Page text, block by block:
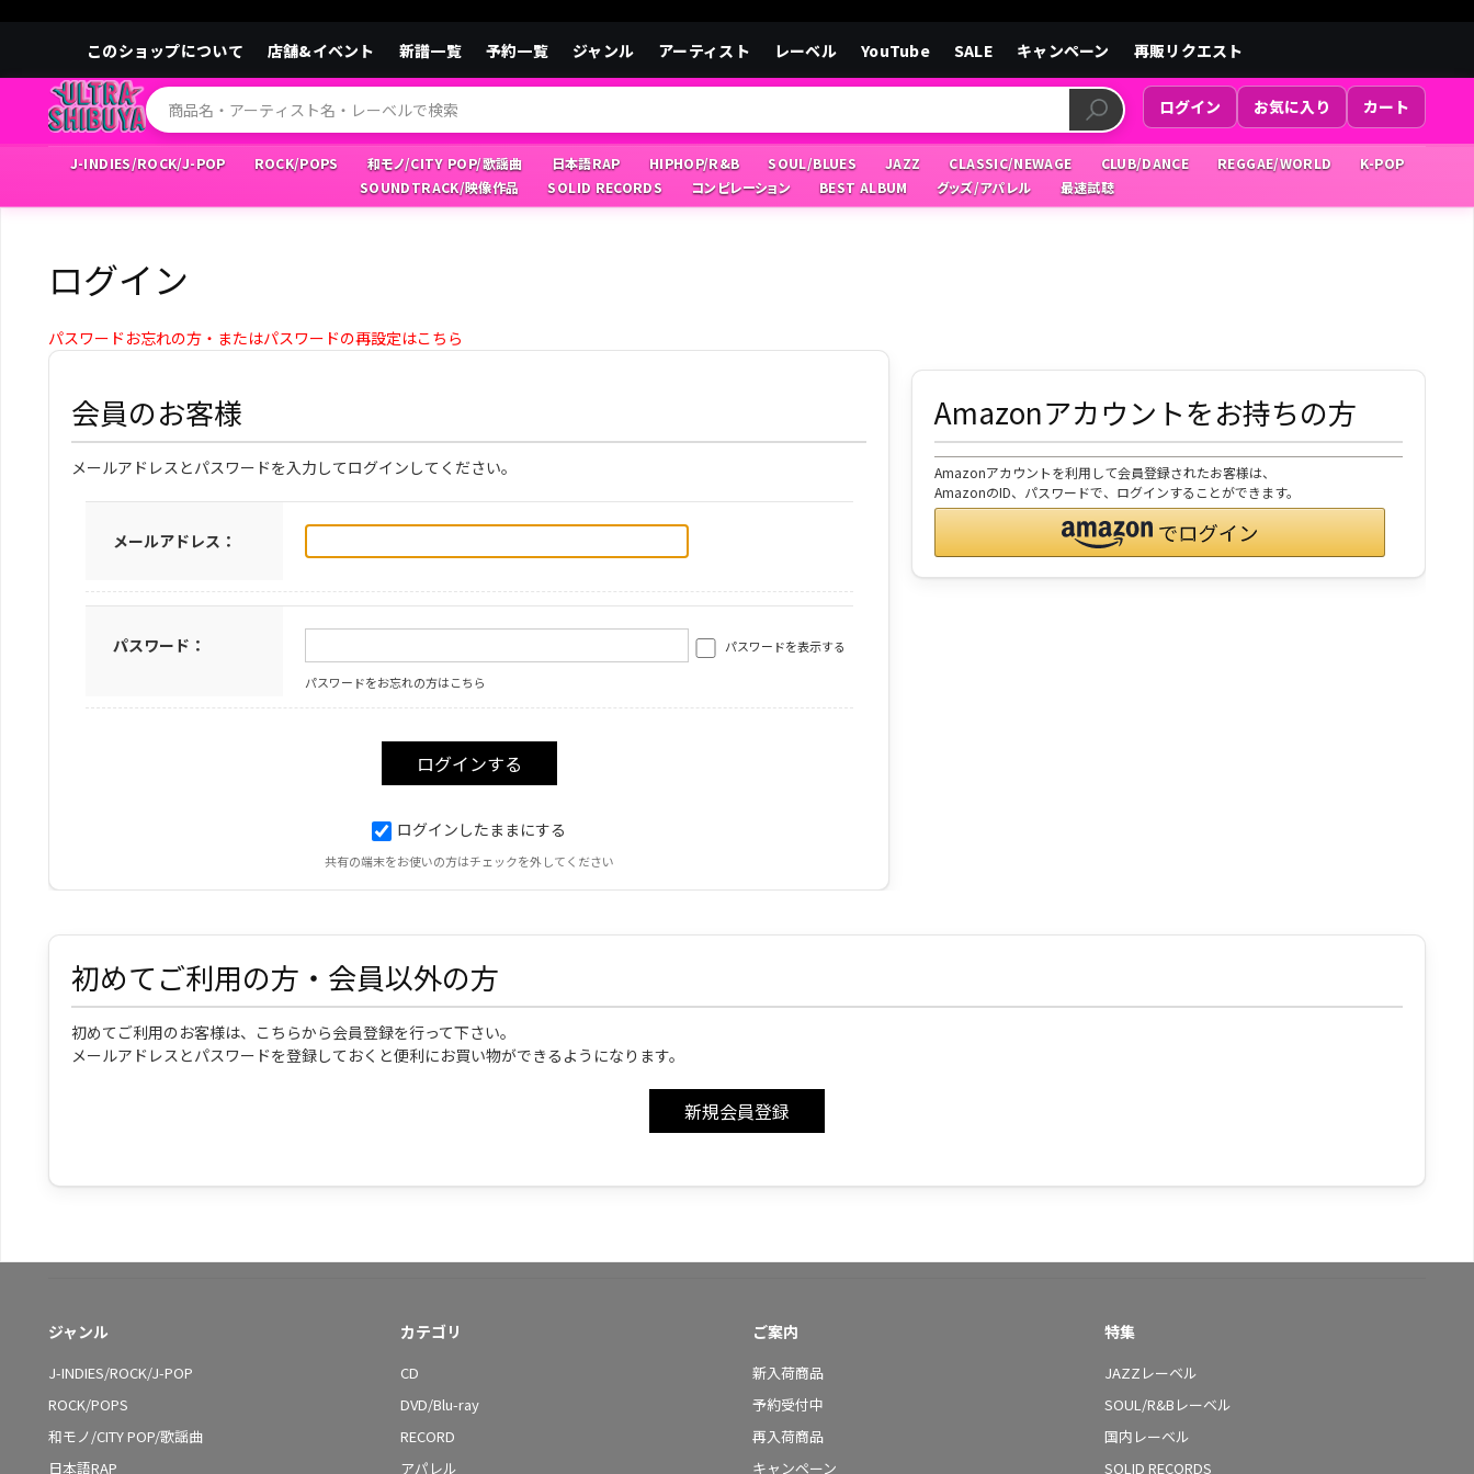
このショップについて 店舗&イベント 新譜一覧 予約一覧 ジャンル アーティスト レーベル YouTube SALE キャンペーン 再販リクエスト
ログイン お気に入り カート
J-INDIES/ROCK/J-POP ROCK/POPS 和モノ/CITY POP/歌謡曲 日本語RAP HIPHOP/R&B SOUL/BLUES JAZZ CLASSIC/NEWAGE CLUB/DANCE REGGAE/WORLD
K-POP
SOUNDTRACK/映像作品
SOLID RECORDS コンピレーション BEST ALBUM グッズ/アパレル 最速試聴
ログイン
パスワードお忘れの方・またはパスワードの再設定はこちら
会員のお客様
メールアドレスとパスワードを入力してログインしてください。
メールアドレス：
パスワード： パスワードを表示する
パスワードをお忘れの方はこちら
ログインしたままにする
共有の端末をお使いの方はチェックを外してください
Amazonアカウントをお持ちの方
Amazonアカウントを利用して会員登録されたお客様は、
AmazonのID、パスワードで、ログインすることができます。
初めてご利用の方・会員以外の方
初めてご利用のお客様は、こちらから会員登録を行って下さい。
メールアドレスとパスワードを登録しておくと便利にお買い物ができるようになります。
ジャンル
J-INDIES/ROCK/J-POP
ROCK/POPS
和モノ/CITY POP/歌謡曲
日本語RAP
カテゴリ
CD
DVD/Blu-ray
RECORD
アパレル
ご案内
新入荷商品
予約受付中
再入荷商品
キャンペーン
特集
JAZZレーベル
SOUL/R&Bレーベル
国内レーベル
SOLID RECORDS